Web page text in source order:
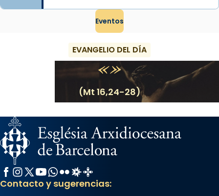
View on Facebook · Share
Eventos
EVANGELIO DEL DÍA
(Mt 16,24-28)
Facebook
Instagram
X / Twitter
YouTube
WhatsApp
FlickrRadio Estel
Catalunya Cristiana
Contacto y sugerencias: